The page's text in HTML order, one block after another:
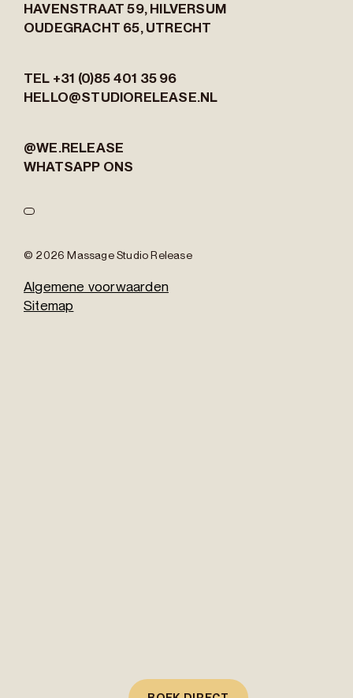
HAVENSTRAAT 59, HILVERSUM
OUDEGRACHT 65, UTRECHT
TEL +31 (0)85 401 35 96
HELLO@STUDIORELEASE.NL
@WE.RELEASE
WHATSAPP ONS
© 2026 Massage Studio Release
Algemene voorwaarden
Sitemap